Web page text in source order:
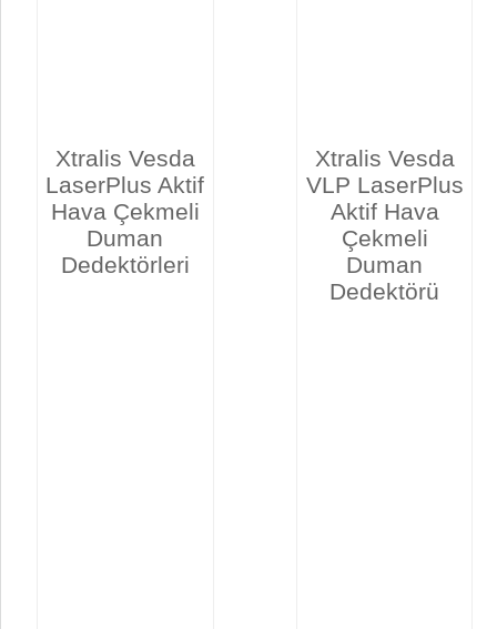
Xtralis Vesda
LaserPlus Aktif
Hava Çekmeli
Duman
Dedektörleri
Xtralis Vesda
VLP LaserPlus
Aktif Hava
Çekmeli
Duman
Dedektörü